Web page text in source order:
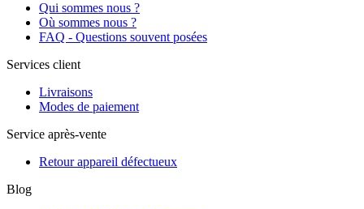
Qui sommes nous ?
Où sommes nous ?
FAQ - Questions souvent posées
Services client
Livraisons
Modes de paiement
Service après-vente
Retour appareil défectueux
Blog